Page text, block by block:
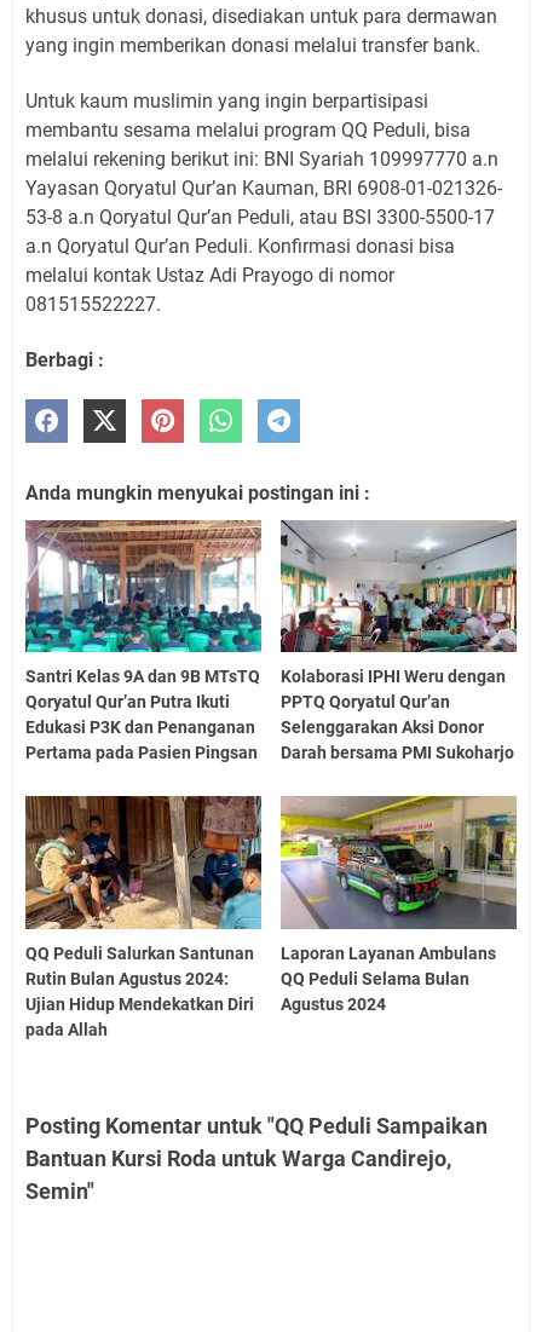
khusus untuk donasi, disediakan untuk para dermawan
yang ingin memberikan donasi melalui transfer bank.
Untuk kaum muslimin yang ingin berpartisipasi
membantu sesama melalui program QQ Peduli, bisa
melalui rekening berikut ini: BNI Syariah 109997770 a.n
Yayasan Qoryatul Qur’an Kauman, BRI 6908-01-021326-
53-8 a.n Qoryatul Qur’an Peduli, atau BSI 3300-5500-17
a.n Qoryatul Qur’an Peduli. Konfirmasi donasi bisa
melalui kontak Ustaz Adi Prayogo di nomor
081515522227.
Berbagi :
Anda mungkin menyukai postingan ini :
Santri Kelas 9A dan 9B MTsTQ
Qoryatul Qur’an Putra Ikuti
Edukasi P3K dan Penanganan
Pertama pada Pasien Pingsan
Kolaborasi IPHI Weru dengan
PPTQ Qoryatul Qur’an
Selenggarakan Aksi Donor
Darah bersama PMI Sukoharjo
QQ Peduli Salurkan Santunan
Rutin Bulan Agustus 2024:
Ujian Hidup Mendekatkan Diri
pada Allah
Laporan Layanan Ambulans
QQ Peduli Selama Bulan
Agustus 2024
Posting Komentar untuk "QQ Peduli Sampaikan
Bantuan Kursi Roda untuk Warga Candirejo,
Semin"